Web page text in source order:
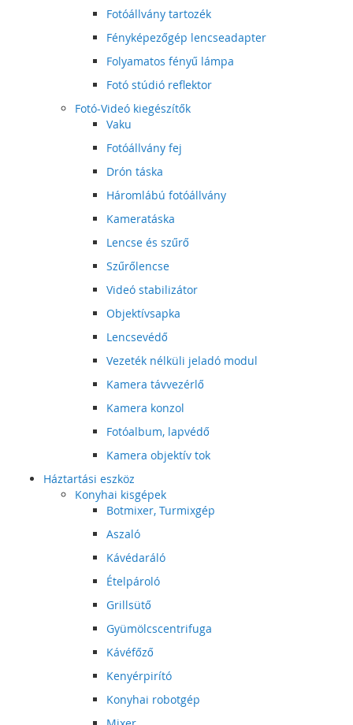
Fotóállvány tartozék
Fényképezőgép lencseadapter
Folyamatos fényű lámpa
Fotó stúdió reflektor
Fotó-Videó kiegészítők
Vaku
Fotóállvány fej
Drón táska
Háromlábú fotóállvány
Kameratáska
Lencse és szűrő
Szűrőlencse
Videó stabilizátor
Objektívsapka
Lencsevédő
Vezeték nélküli jeladó modul
Kamera távvezérlő
Kamera konzol
Fotóalbum, lapvédő
Kamera objektív tok
Háztartási eszköz
Konyhai kisgépek
Botmixer, Turmixgép
Aszaló
Kávédaráló
Ételpároló
Grillsütő
Gyümölcscentrifuga
Kávéfőző
Kenyérpirító
Konyhai robotgép